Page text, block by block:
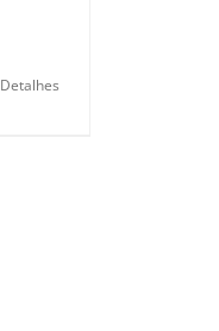
Detalhes